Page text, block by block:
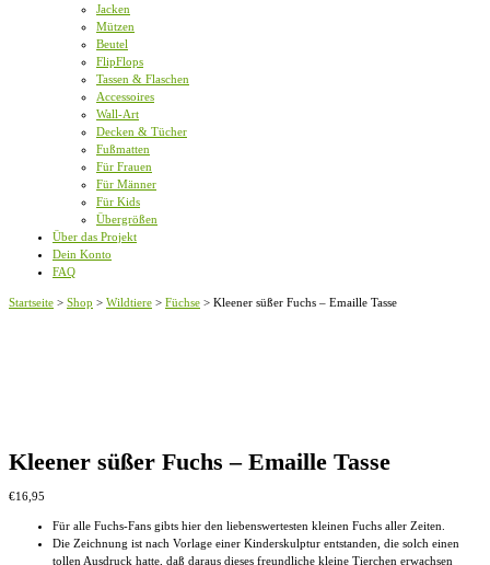
Jacken
Mützen
Beutel
FlipFlops
Tassen & Flaschen
Accessoires
Wall-Art
Decken & Tücher
Fußmatten
Für Frauen
Für Männer
Für Kids
Übergrößen
Über das Projekt
Dein Konto
FAQ
Startseite > Shop > Wildtiere > Füchse > Kleener süßer Fuchs – Emaille Tasse
Kleener süßer Fuchs – Emaille Tasse
€16,95
Für alle Fuchs-Fans gibts hier den liebenswertesten kleinen Fuchs aller Zeiten.
Die Zeichnung ist nach Vorlage einer Kinderskulptur entstanden, die solch einen
tollen Ausdruck hatte, daß daraus dieses freundliche kleine Tierchen erwachsen